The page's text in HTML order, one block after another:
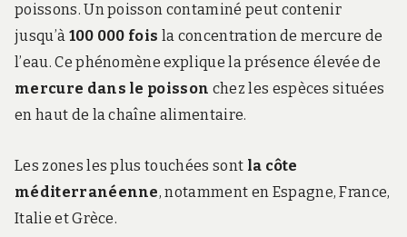
poissons. Un poisson contaminé peut contenir
jusqu’à 100 000 fois la concentration de mercure de
l’eau. Ce phénomène explique la présence élevée de
mercure dans le poisson chez les espèces situées
en haut de la chaîne alimentaire.
Les zones les plus touchées sont la côte
méditerranéenne, notamment en Espagne, France,
Italie et Grèce.